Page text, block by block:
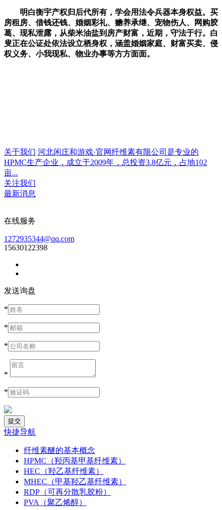
明白衡宇产权归后代所有，学会用法令兵器本身权益。买
房租房、借钱还钱、婚姻彩礼、赡养承继、宠物伤人、网购胶
葛、现私泄露，从柴米油盐到房产财富，近期，守法于行。白
叟正在公证处依法设立栖身权，涵盖婚姻家庭、财富买卖、侵
权义务、小我现私、物业办事等方方面面。
关于我们 河北闲庄和游戏·官网纤维素有限公司是专业的
HPMC生产企业，成立于2009年，总投资3.8亿元，占地102
亩...
关注我们
最新消息
在线服务
1272935344@qq.com
15630122398
发送询盘
*
*
*
*
*
快捷导航
纤维素醚的基本概念
HPMC（羟丙基甲基纤维素）
HEC（羟乙基纤维素）
MHEC（甲基羟乙基纤维素）
RDP（可再分散乳胶粉）
PVA（聚乙烯醇）